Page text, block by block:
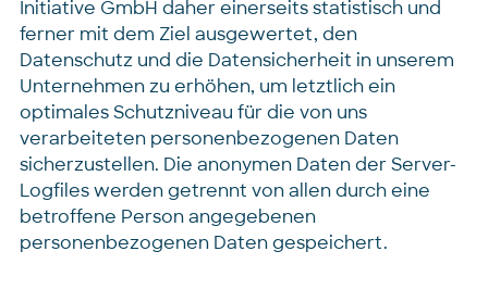
Initiative GmbH daher einerseits statistisch und
ferner mit dem Ziel ausgewertet, den
Datenschutz und die Datensicherheit in unserem
Unternehmen zu erhöhen, um letztlich ein
optimales Schutzniveau für die von uns
verarbeiteten personenbezogenen Daten
sicherzustellen. Die anonymen Daten der Server-
Logfiles werden getrennt von allen durch eine
betroffene Person angegebenen
personenbezogenen Daten gespeichert.